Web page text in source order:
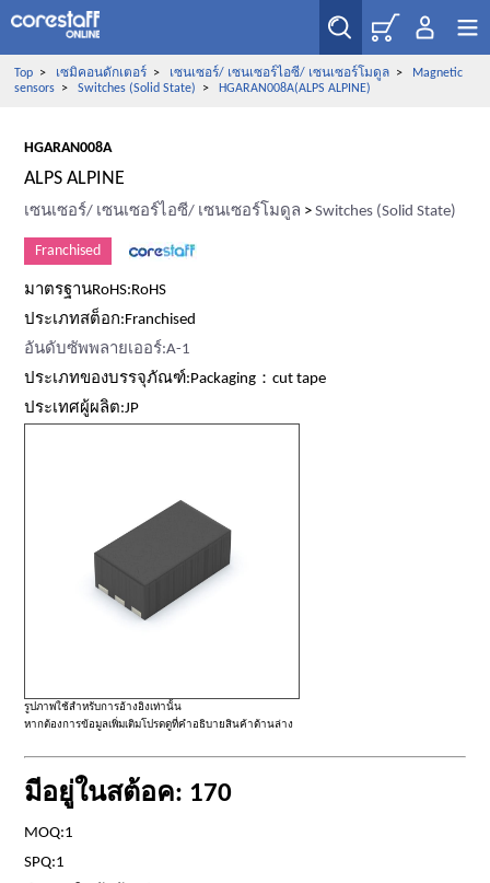
Top> เซมิคอนดักเตอร์> เซนเซอร์/ เซนเซอร์ไอซี/ เซนเซอร์โมดูล>
Magnetic
sensors> Switches (Solid State) > HGARAN008A(ALPS ALPINE)
HGARAN008A
ALPS ALPINE
เซนเซอร์/ เซนเซอร์ไอซี/ เซนเซอร์โมดูล >Switches (Solid State)
Franchised
มาตรฐานRoHS:RoHS
ประเภทสต็อก:Franchised
อันดับซัพพลายเออร์:A-1
ประเภทของบรรจุภัณฑ์:Packaging：cut tape
ประเทศผู้ผลิต:JP
รูปภาพใช้สำหรับการอ้างอิงเท่านั้น
หากต้องการข้อมูลเพิ่มเติมโปรดดูที่คำอธิบายสินค้าด้านล่าง
มีอยู่ในสต้อค: 170
MOQ:1
SPQ:1